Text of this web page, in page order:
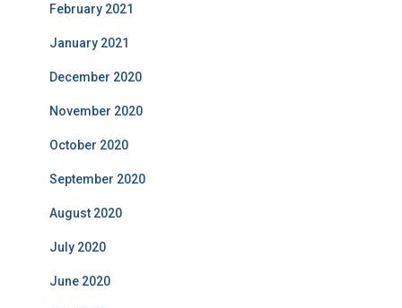
February 2021
January 2021
December 2020
November 2020
October 2020
September 2020
August 2020
July 2020
June 2020